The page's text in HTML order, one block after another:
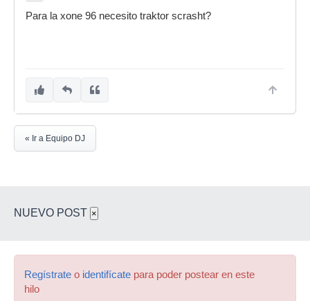
Para la xone 96 necesito traktor scrasht?
« Ir a Equipo DJ
NUEVO POST ×
Regístrate o identifícate para poder postear en este
hilo